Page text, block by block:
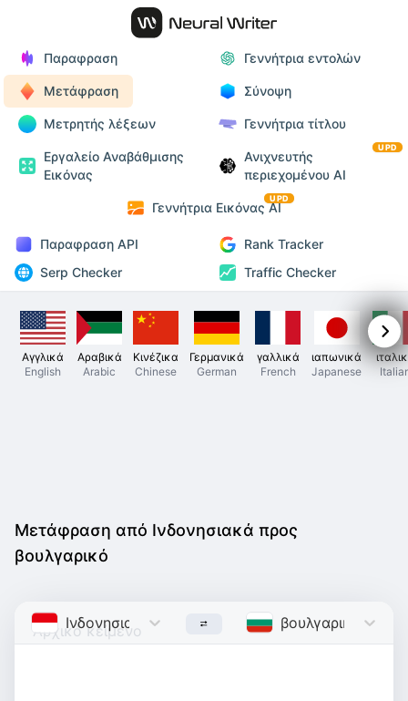
Παραφραση Γεννήτρια εντολών
Μετάφραση Σύνοψη
Μετρητής λέξεων Γεννήτρια τίτλου
Εργαλείο Αναβάθμισης
Εικόνας
Ανιχνευτής
περιεχομένου AI
UPD
Γεννήτρια Εικόνας AI
UPD
Παραφραση API
Rank Tracker
Serp Checker
Traffic Checker
Αγγλικά
English
Αραβικά
Arabic
Κινέζικα
Chinese
Γερμανικά
German
γαλλικά
French
ιαπωνικά
Japanese
Μετάφραση από Ινδονησιακά προς
βουλγαρικό
Ινδονησιακά Indonesian βουλγαρικό